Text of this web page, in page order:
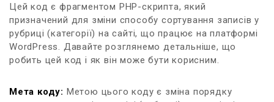
Цей код є фрагментом PHP-скрипта, який
призначений для зміни способу сортування записів у
рубриці (категорії) на сайті, що працює на платформі
WordPress. Давайте розглянемо детальніше, що
робить цей код і як він може бути корисним.
Мета коду: Метою цього коду є зміна порядку